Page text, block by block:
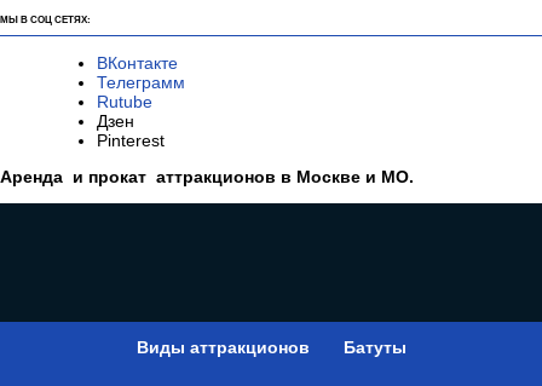
МЫ В СОЦ СЕТЯХ:
ВКонтакте
Телеграмм
Rutube
Дзен
Pinterest
Аренда и прокат аттракционов в Москве и МО.
Виды аттракционов Батуты